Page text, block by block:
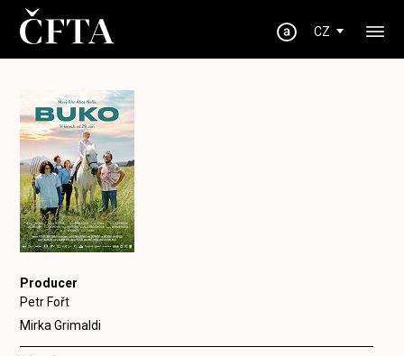
CZ
Producer
Petr Fořt
Mirka Grimaldi